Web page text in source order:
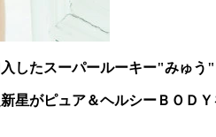
したスーパールーキー"みゅう
星がピュア＆ヘルシーＢＯＤＹ